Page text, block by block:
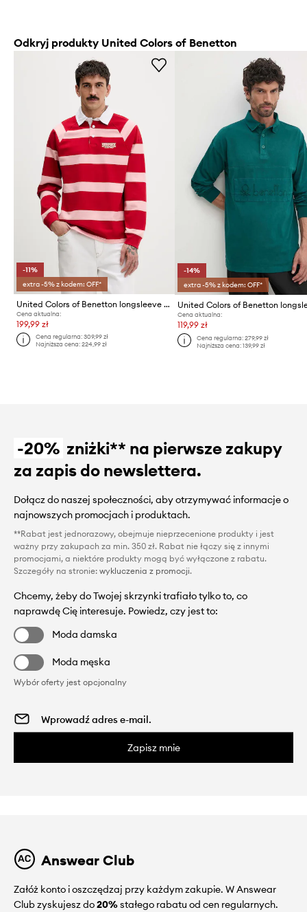
Odkryj produkty United Colors of Benetton
-11%
extra -5% z kodem: OFF*
United Colors of Benetton longsleeve bawełniany x Stranger Things
Cena aktualna:
199,99 zł
Cena regularna:309,99 zł
Najniższa cena:224,99 zł
-14%
extra -5% z kodem: OFF*
Cena aktualna:
119,99 zł
Cena regularna: 279,99 zł
Najniższa cena: 139,99 zł
-20% zniżki** na pierwsze zakupy
za zapis do newslettera.
Dołącz do naszej społeczności, aby otrzymywać informacje o
najnowszych promocjach i produktach.
**Rabat jest jednorazowy, obejmuje nieprzecenione produkty i jest
ważny przy zakupach za min. 350 zł. Rabat nie łączy się z innymi
promocjami, a niektóre produkty mogą być wyłączone z rabatu.
Szczegóły na stronie: wykluczenia z promocji.
Chcemy, żeby do Twojej skrzynki trafiało tylko to, co
naprawdę Cię interesuje. Powiedz, czy jest to:
Moda damska
Moda męska
Wybór oferty jest opcjonalny
Zapisz mnie
Answear Club
Załóż konto i oszczędzaj przy każdym zakupie. W Answear
Club zyskujesz do20%stałego rabatu od cen regularnych.